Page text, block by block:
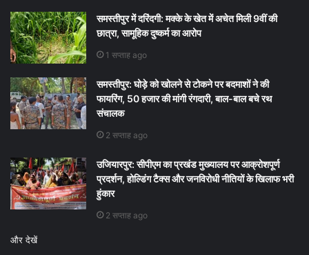
समस्तीपुर में दरिंदगी: मक्के के खेत में अचेत मिली 9वीं की
छात्रा, सामूहिक दुष्कर्म का आरोप
1 सप्ताह ago
समस्तीपुर: घोड़े को खोलने से टोकने पर बदमाशों ने की
फायरिंग, 50 हजार की मांगी रंगदारी, बाल-बाल बचे रथ
संचालक
2 सप्ताह ago
उजियारपुर: सीपीएम का प्रखंड मुख्यालय पर आक्रोशपूर्ण
प्रदर्शन, होल्डिंग टैक्स और जनविरोधी नीतियों के खिलाफ भरी
हुंकार
2 सप्ताह ago
और देखें